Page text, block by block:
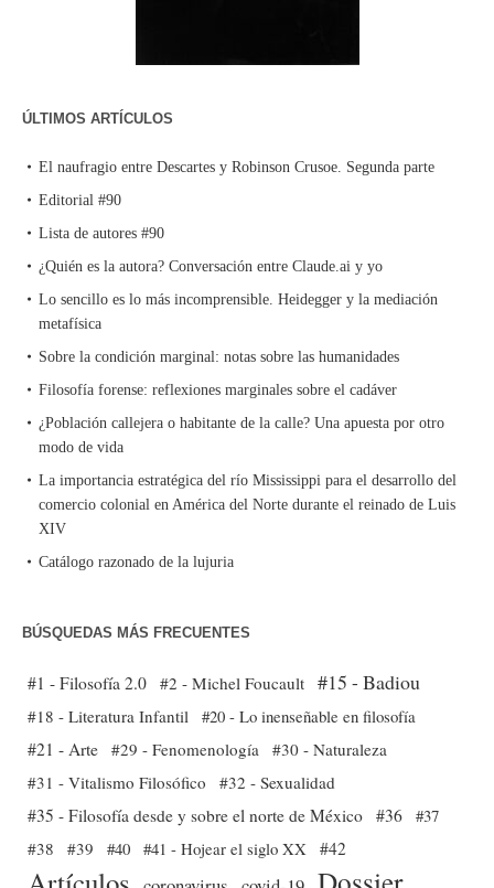
ÚLTIMOS ARTÍCULOS
El naufragio entre Descartes y Robinson Crusoe. Segunda parte
Editorial #90
Lista de autores #90
¿Quién es la autora? Conversación entre Claude.ai y yo
Lo sencillo es lo más incomprensible. Heidegger y la mediación
metafísica
Sobre la condición marginal: notas sobre las humanidades
Filosofía forense: reflexiones marginales sobre el cadáver
¿Población callejera o habitante de la calle? Una apuesta por otro
modo de vida
La importancia estratégica del río Mississippi para el desarrollo del
comercio colonial en América del Norte durante el reinado de Luis
XIV
Catálogo razonado de la lujuria
BÚSQUEDAS MÁS FRECUENTES
#1 - Filosofía 2.0 #2 - Michel Foucault #15 - Badiou
#18 - Literatura Infantil #20 - Lo inenseñable en filosofía
#21 - Arte #29 - Fenomenología
#30 - Naturaleza
#31 - Vitalismo Filosófico
#32 - Sexualidad
#35 - Filosofía desde y sobre el norte de México #36 #37
#38
#39 #40 #41 - Hojear el siglo XX #42